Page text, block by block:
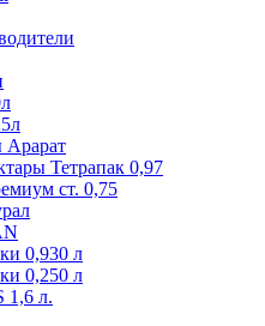
Арарат
Тетрапак 0,97
ст. 0,75
0,930 л
0,250 л
1,6 л.